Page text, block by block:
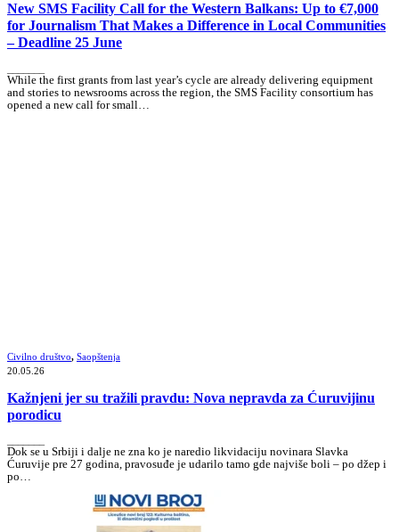
New SMS Facility Call for the Western Balkans: Up to €7,000
for Journalism That Makes a Difference in Local Communities
– Deadline 25 June
While the first grants from last year’s cycle are already delivering equipment
and stories to newsrooms across the region, the SMS Facility consortium has
opened a new call for small…
Civilno društvo, Saopštenja
20.05.26
Kažnjeni jer su tražili pravdu: Nova nepravda za Ćuruvijinu
porodicu
Dok se u Srbiji i dalje ne zna ko je naredio likvidaciju novinara Slavka
Ćuruvije pre 27 godina, pravosuđe je udarilo tamo gde najviše boli – po džep i
po…